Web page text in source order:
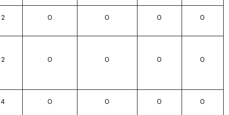
2 0 0 0 0
2 0 0 0 0
4 0 0 0 0